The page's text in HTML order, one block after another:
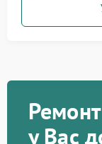
у Вас